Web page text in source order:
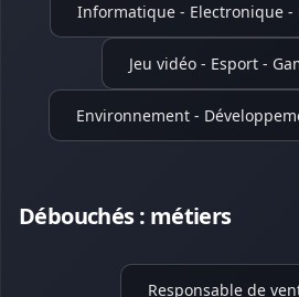
Informatique - Electronique -
Jeu vidéo - Esport -
Environnement -
Débouchés : métiers
Responsable de